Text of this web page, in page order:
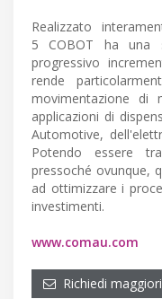
Realizzato
5 COBOT ha una
progressivo
rende
movimentazione di
applicazioni di
Automotive,
Potendo essere
pressoché ovunque,
ad ottimizzare i
investimenti.
www.comau.com
Richiedi